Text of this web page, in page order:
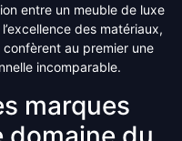
entre un meuble de luxe
des matériaux,
au premier une
incomparable.
marques